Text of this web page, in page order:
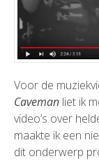
Voor de
Caveman liet ik
video’s over
maakte ik een
dit onderwerp